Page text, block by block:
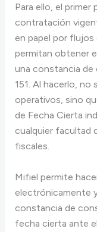
Para ello, el
contratación
en papel por
permitan obtener
una constancia de
151. Al hacerlo,
operativos, sino
de Fecha Cierta
cualquier facultad
fiscales.
Mifiel permite
electrónicamente
constancia de
fecha cierta ante el